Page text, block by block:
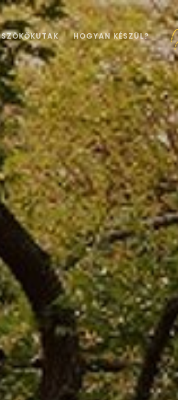
SZÖKŐKUTAK HOGYAN KÉSZÜL?